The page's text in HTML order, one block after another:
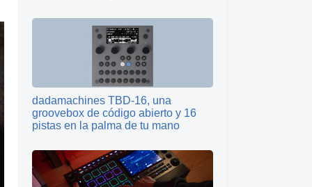
dadamachines TBD‑16, una
groovebox de código abierto y 16
pistas en la palma de tu mano